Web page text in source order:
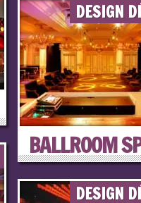
DESIGN
BALLROOM
DESIGN